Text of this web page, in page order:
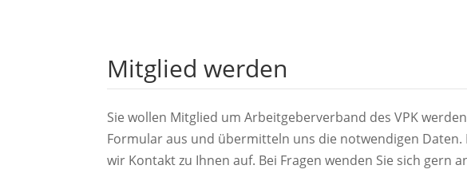
Mitglied werden
Sie wollen Mitglied um Arbeitgeberverband des VPK
Formular aus und übermitteln uns die notwendigen
wir Kontakt zu Ihnen auf. Bei Fragen wenden Sie sich gern